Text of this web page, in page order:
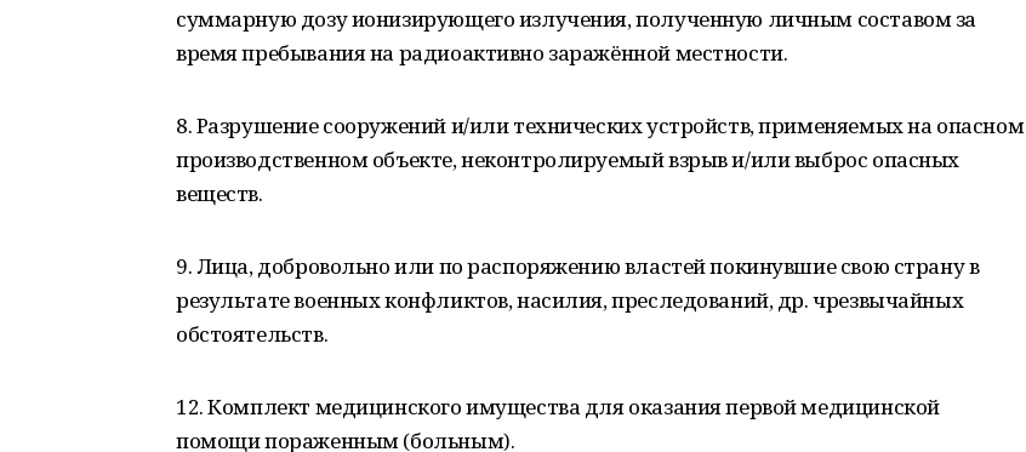
суммарную дозу ионизирующего излучения, полученную личным составом за
время пребывания на радиоактивно заражённой местности.
8. Разрушение сооружений и/или технических устройств, применяемых на опасном
производственном объекте, неконтролируемый взрыв и/или выброс опасных
веществ.
9. Лица, добровольно или по распоряжению властей покинувшие свою страну в
результате военных конфликтов, насилия, преследований, др. чрезвычайных
обстоятельств.
12. Комплект медицинского имущества для оказания первой медицинской
помощи пораженным (больным).